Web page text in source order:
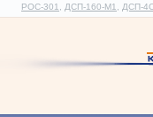
РОС-301 ДСП-160-М1 ДСП-